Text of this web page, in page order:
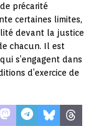
précarité
certaines limites,
devant la justice
chacun. Il est
s’engagent dans
d’exercice de